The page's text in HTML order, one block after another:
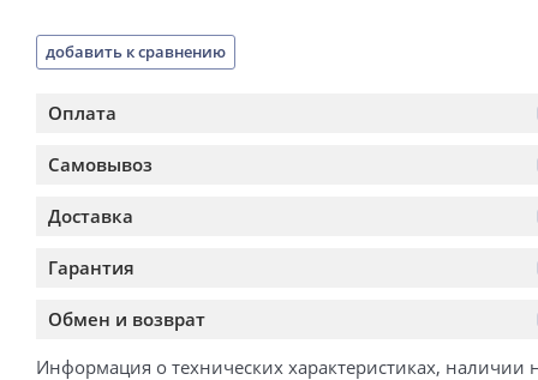
добавить к сравнению
Оплата
Самовывоз
Доставка
Гарантия
Обмен и возврат
Информация о технических характеристиках, наличии